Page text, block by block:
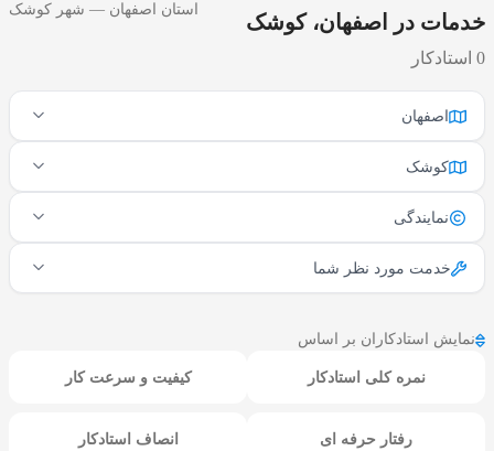
خدمات در اصفهان، کوشک
0 استادکار
استان اصفهان — شهر کوشک
اصفهان
کوشک
نمایندگی
خدمت مورد نظر شما
نمایش استادکاران بر اساس
نمره کلی استادکار کیفیت و سرعت کار
رفتار حرفه ای انصاف استادکار